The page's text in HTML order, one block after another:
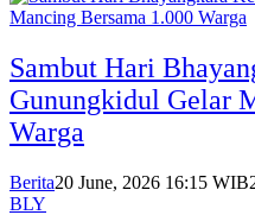
Sambut Hari
Gunungkidul Gelar
Warga
Berita20 June, 2026 16:15 WIB
BLY